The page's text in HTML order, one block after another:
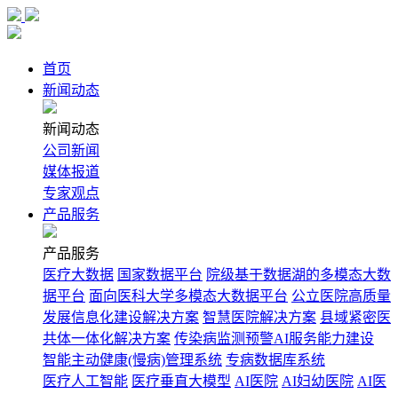
首页
新闻动态
新闻动态
公司新闻
媒体报道
专家观点
产品服务
产品服务
医疗大数据 国家数据平台 院级基于数据湖的多模态大数
据平台 面向医科大学多模态大数据平台 公立医院高质量
发展信息化建设解决方案 智慧医院解决方案 县域紧密医
共体一体化解决方案 传染病监测预警AI服务能力建设
智能主动健康(慢病)管理系统 专病数据库系统
医疗人工智能 医疗垂直大模型 AI医院 AI妇幼医院 AI医